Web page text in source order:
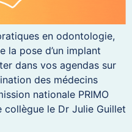
en odontologie,
la pose d’un implant
dans vos agendas sur
des médecins
nationale PRIMO
le Dr Julie Guillet